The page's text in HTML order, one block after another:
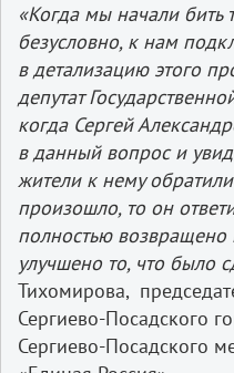
«Когда мы начали бить
безусловно, к нам
в детализацию этого
депутат
когда Сергей
в данный вопрос и
жители к нему
произошло, то он
полностью возвращено
улучшено то, что было
Тихомирова,
Сергиево-Посадского
Сергиево-Посадского